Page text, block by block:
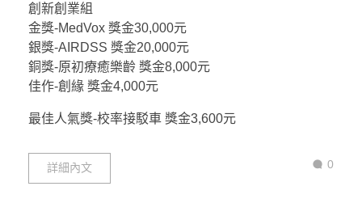
創新創業組
金獎-MedVox 獎金30,000元
銀獎-AIRDSS 獎金20,000元
銅獎-原初療癒樂齡 獎金8,000元
佳作-創緣 獎金4,000元
最佳人氣獎-校率接駁車 獎金3,600元
詳細內文 0